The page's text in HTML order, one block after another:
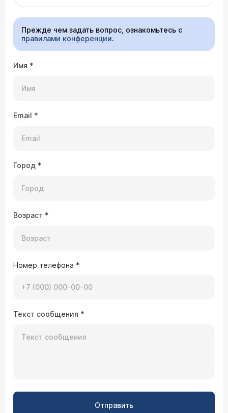
Прежде чем задать вопрос, ознакомьтесь с
правилами конференции.
Имя *
Email *
Город *
Возраст *
Номер телефона *
Текст сообщения *
Отправить